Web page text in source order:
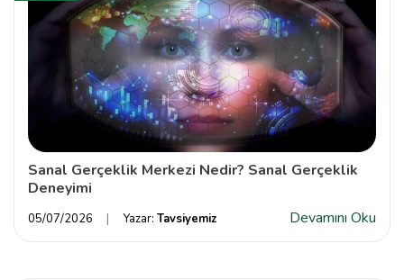
Sanal Gerçeklik Merkezi Nedir? Sanal Gerçeklik
Deneyimi
05/07/2026 Yazar: Tavsiyemiz Devamını Oku